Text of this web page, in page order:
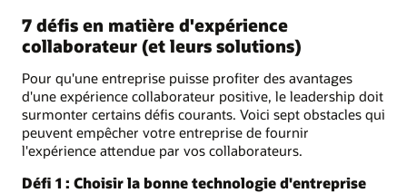
7 défis en matière d'expérience
collaborateur (et leurs solutions)
Pour qu'une entreprise puisse profiter des avantages
d'une expérience collaborateur positive, le leadership doit
surmonter certains défis courants. Voici sept obstacles qui
peuvent empêcher votre entreprise de fournir
l'expérience attendue par vos collaborateurs.
Défi 1 : Choisir la bonne technologie d'entreprise